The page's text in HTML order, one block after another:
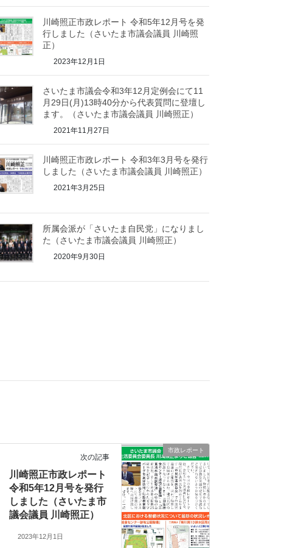
川崎照正市政レポート 令和5年12月号を発
行しました（さいたま市議会議員 川崎照
正）
2023年12月1日
さいたま市議会令和3年12月定例会にて11
月29日(月)13時40分から代表質問に登壇し
ます。（さいたま市議会議員 川崎照正）
2021年11月27日
川崎照正市政レポート 令和3年3月号を発行
しました（さいたま市議会議員 川崎照正）
2021年3月25日
所属会派が「さいたま自民党」になりまし
た（さいたま市議会議員 川崎照正）
2020年9月30日
市政レポート
次の記事
川崎照正市政レポート
令和5年12月号を発行
しました（さいたま市
議会議員 川崎照正）
2023年12月1日